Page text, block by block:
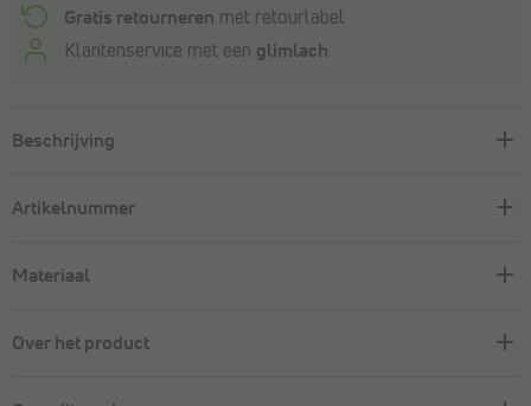
Gratis retourneren met retourlabel
Klantenservice met een glimlach
Beschrijving
Artikelnummer
Materiaal
Over het product